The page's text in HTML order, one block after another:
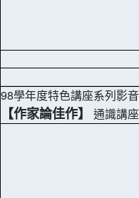
98學年度特色講座系列影
【作家論佳作】
通識講